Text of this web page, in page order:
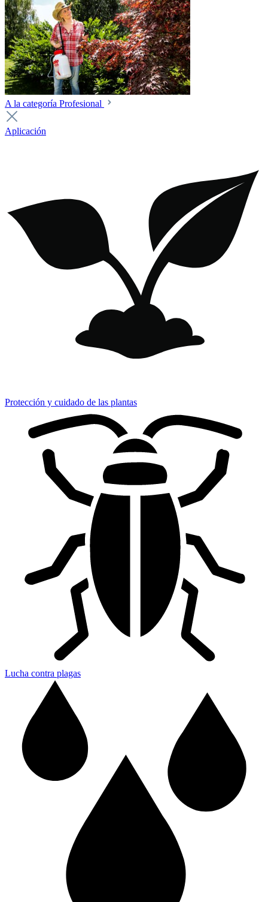
A la categoría Profesional
Aplicación
Protección y cuidado de las plantas
Lucha contra plagas